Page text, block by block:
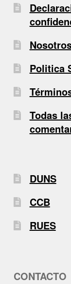
Politica
Todas
DUNS
CCB
RUES
CONTACTO